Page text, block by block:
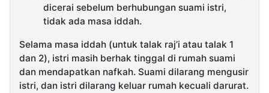
dicerai sebelum berhubungan suami istri,
tidak ada masa iddah.
Selama masa iddah (untuk talak raj’i atau talak 1
dan 2), istri masih berhak tinggal di rumah suami
dan mendapatkan nafkah. Suami dilarang mengusir
istri, dan istri dilarang keluar rumah kecuali darurat.